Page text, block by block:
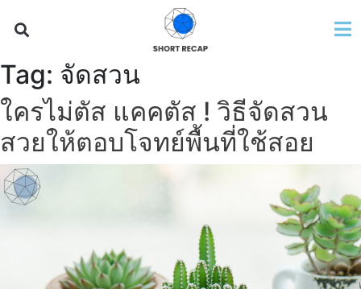
Tag: จัดสวน
ใครไม่ตัส แคคตัส ! วิธีจัดสวน
สวยให้ตอบโจทย์พื้นที่ใช้สอย